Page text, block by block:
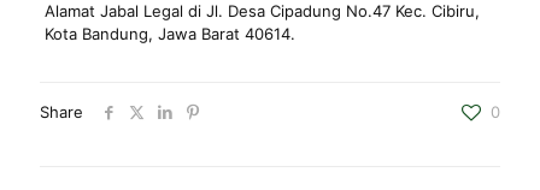
Alamat Jabal Legal di Jl. Desa Cipadung No.47 Kec. Cibiru,
Kota Bandung, Jawa Barat 40614.
Share 0